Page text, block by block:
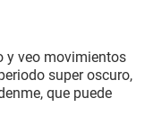
y veo movimientos
super oscuro,
que puede